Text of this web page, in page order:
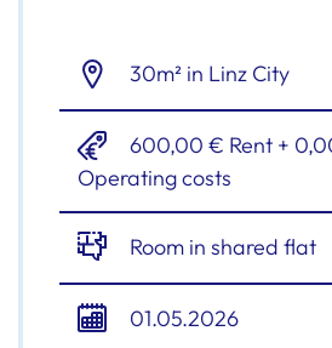
30m² in Linz City
600,00 € Rent +
Operating costs
Room in shared flat
01.05.2026